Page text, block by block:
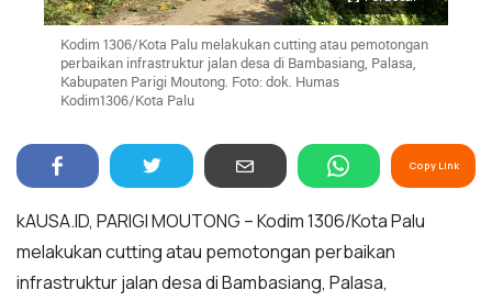
Kodim 1306/Kota Palu melakukan cutting atau pemotongan
perbaikan infrastruktur jalan desa di Bambasiang, Palasa,
Kabupaten Parigi Moutong. Foto: dok. Humas
Kodim1306/Kota Palu
Copy Link
kAUSA.ID, PARIGI MOUTONG – Kodim 1306/Kota Palu
melakukan cutting atau pemotongan perbaikan
infrastruktur jalan desa di Bambasiang, Palasa,